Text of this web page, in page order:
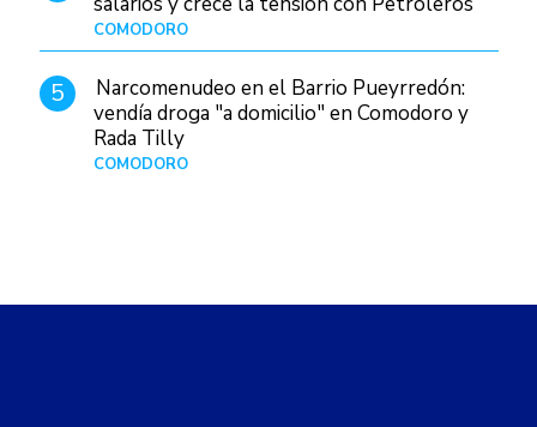
COMODORO
5
Narcomenudeo en el Barrio Pueyrredón:
vendía droga "a domicilio" en Comodoro y
Rada Tilly
COMODORO